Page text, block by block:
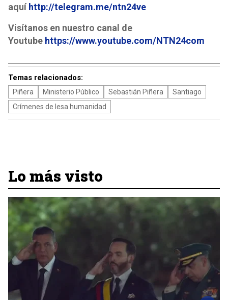
aquí http://telegram.me/ntn24ve
Visítanos en nuestro canal de
Youtube https://www.youtube.com/NTN24com
Temas relacionados:
Piñera Ministerio Público Sebastián Piñera
Santiago
Crímenes de lesa humanidad
Lo más visto